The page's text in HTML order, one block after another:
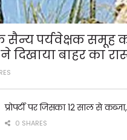
सैन्य पर्यवेक्षक समूह
दिखाया बाहर का
प्रोपर्टी पर जिसका 12 साल से
0 SHARES